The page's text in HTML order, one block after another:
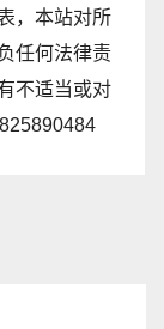
，本站对所
任何法律责
不适当或对